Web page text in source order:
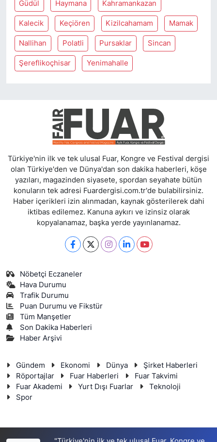
Güdül Haymana Kahramankazan
Kalecik Keçiören Kizilcahamam Mamak
Nallihan Polatli Pursaklar Sincan
Şereflikoçhisar Yenimahalle
Türkiye'nin ilk ve tek ulusal Fuar, Kongre ve Festival dergisi
olan Türkiye'den ve Dünya'dan son dakika haberleri, köşe
yazıları, magazinden siyasete, spordan seyahate bütün
konuların tek adresi Fuardergisi.com.tr'de bulabilirsiniz.
Haber içerikleri izin alınmadan, kaynak gösterilerek dahi
iktibas edilemez. Kanuna aykırı ve izinsiz olarak
kopyalanamaz, başka yerde yayınlanamaz.
Nöbetçi Eczaneler
Hava Durumu
Trafik Durumu
Puan Durumu ve Fikstür
Tüm Manşetler
Son Dakika Haberleri
Haber Arşivi
Gündem Ekonomi Dünya
Şirket Haberleri
Röportajlar
Fuar Haberleri
Fuar Takvimi
Fuar Akademi
Yurt Dışı Fuarlar
Teknoloji
Spor